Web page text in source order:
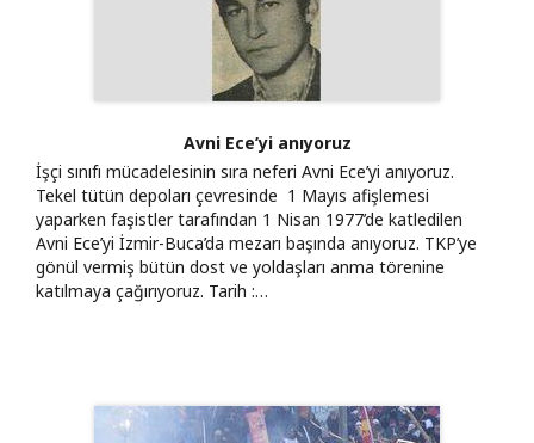
Avni Ece’yi anıyoruz
İşçi sınıfı mücadelesinin sıra neferi Avni Ece’yi anıyoruz.
Tekel tütün depoları çevresinde 1 Mayıs afişlemesi
yaparken faşistler tarafından 1 Nisan 1977’de katledilen
Avni Ece’yi İzmir-Buca’da mezarı başında anıyoruz. TKP’ye
gönül vermiş bütün dost ve yoldaşları anma törenine
katılmaya çağırıyoruz. Tarih :…